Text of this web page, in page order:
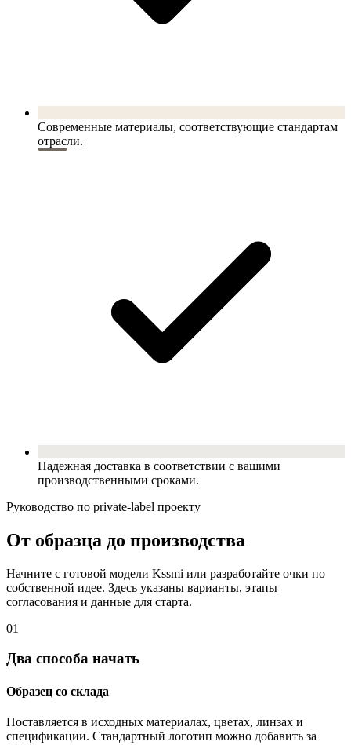
Современные материалы, соответствующие стандартам
отрасли.
Надежная доставка в соответствии с вашими
производственными сроками.
Руководство по private-label проекту
От образца до производства
Начните с готовой модели Kssmi или разработайте очки по
собственной идее. Здесь указаны варианты, этапы
согласования и данные для старта.
01
Два способа начать
Образец со склада
Поставляется в исходных материалах, цветах, линзах и
спецификации. Стандартный логотип можно добавить за